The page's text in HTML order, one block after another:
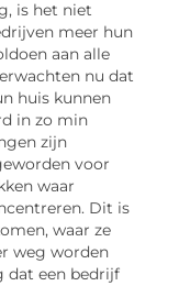
is het niet
meer hun
aan alle
nu dat
huis kunnen
in zo min
zijn
voor
waar
Dit is
waar ze
weg worden
dat een bedrijf